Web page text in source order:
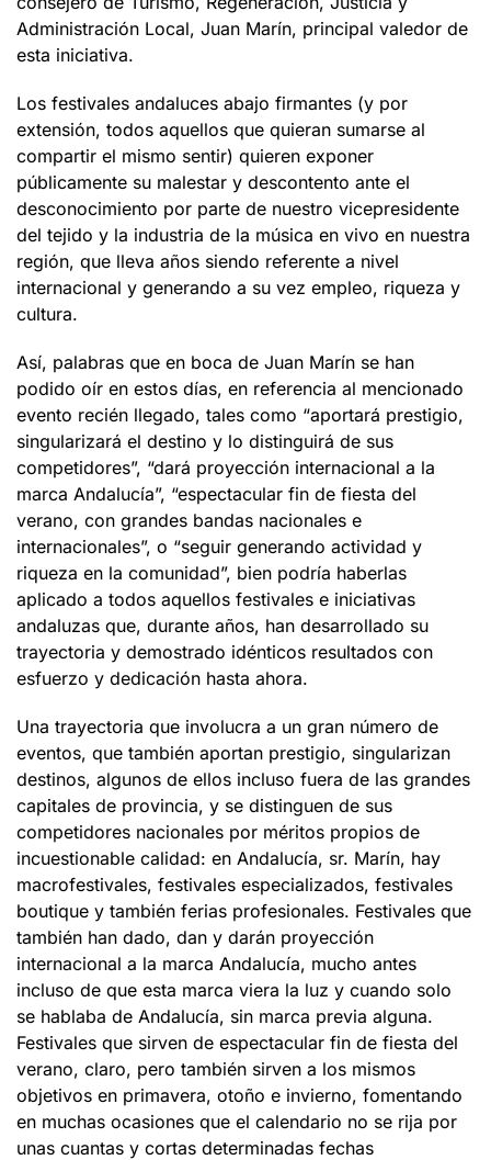
Administración Local, Juan Marín, principal valedor de
esta iniciativa.
Los festivales andaluces abajo firmantes (y por
extensión, todos aquellos que quieran sumarse al
compartir el mismo sentir) quieren exponer
públicamente su malestar y descontento ante el
desconocimiento por parte de nuestro vicepresidente
del tejido y la industria de la música en vivo en nuestra
región, que lleva años siendo referente a nivel
internacional y generando a su vez empleo, riqueza y
cultura.
Así, palabras que en boca de Juan Marín se han
podido oír en estos días, en referencia al mencionado
evento recién llegado, tales como “aportará prestigio,
singularizará el destino y lo distinguirá de sus
competidores”, “dará proyección internacional a la
marca Andalucía”, “espectacular fin de fiesta del
verano, con grandes bandas nacionales e
internacionales”, o “seguir generando actividad y
riqueza en la comunidad”, bien podría haberlas
aplicado a todos aquellos festivales e iniciativas
andaluzas que, durante años, han desarrollado su
trayectoria y demostrado idénticos resultados con
esfuerzo y dedicación hasta ahora.
Una trayectoria que involucra a un gran número de
eventos, que también aportan prestigio, singularizan
destinos, algunos de ellos incluso fuera de las grandes
capitales de provincia, y se distinguen de sus
competidores nacionales por méritos propios de
incuestionable calidad: en Andalucía, sr. Marín, hay
macrofestivales, festivales especializados, festivales
boutique y también ferias profesionales. Festivales que
también han dado, dan y darán proyección
internacional a la marca Andalucía, mucho antes
incluso de que esta marca viera la luz y cuando solo
se hablaba de Andalucía, sin marca previa alguna.
Festivales que sirven de espectacular fin de fiesta del
verano, claro, pero también sirven a los mismos
objetivos en primavera, otoño e invierno, fomentando
en muchas ocasiones que el calendario no se rija por
unas cuantas y cortas determinadas fechas